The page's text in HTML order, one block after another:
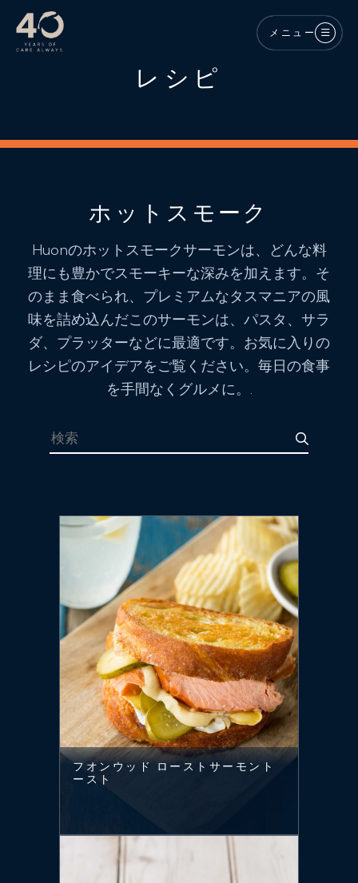
メインコンテンツへスキップ
メニュー
レシピ
ホットスモーク
Huonのホットスモークサーモンは、どんな料
理にも豊かでスモーキーな深みを加えます。そ
のまま食べられ、プレミアムなタスマニアの風
味を詰め込んだこのサーモンは、パスタ、サラ
ダ、プラッターなどに最適です。お気に入りの
レシピのアイデアをご覧ください。毎日の食事
を手間なくグルメに。.
検索
フオンウッド ローストサーモント
ースト